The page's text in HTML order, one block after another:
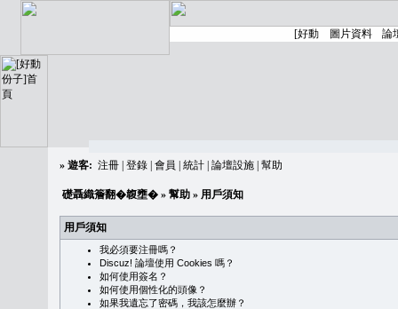
» 遊客: 注冊 登錄 會員 統計 論壇設施 幫助
礎聶織簷翻�䪖壅� » 幫助 » 用戶須知
用戶須知
我必須要注冊嗎？
Discuz! 論壇使用 Cookies 嗎？
如何使用簽名？
如何使用個性化的頭像？
如果我遺忘了密碼，我該怎麼辦？